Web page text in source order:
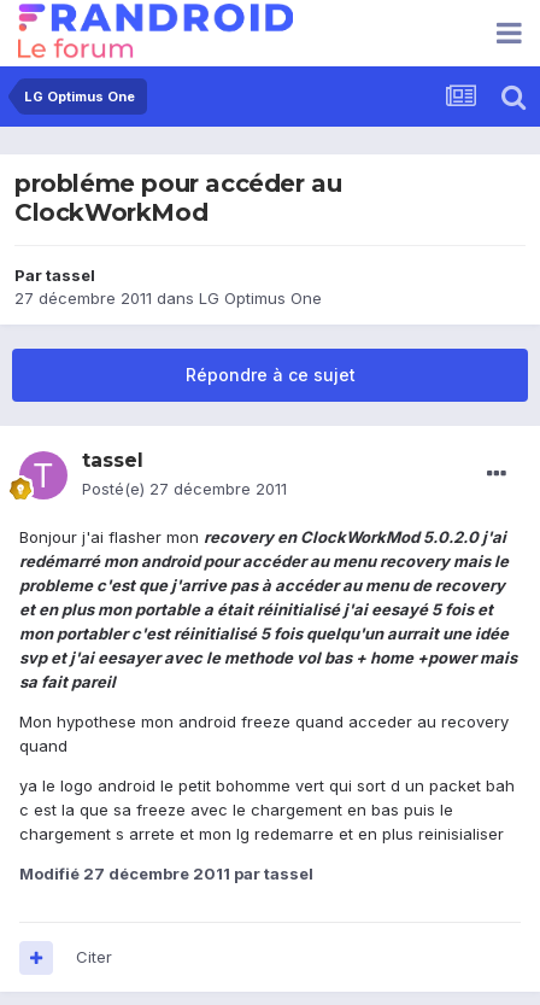
LG Optimus One
probléme pour accéder au
ClockWorkMod
Partassel
27 décembre 2011 dans LG Optimus One
Répondre à ce sujet
tassel
Posté(e) 27 décembre 2011
Bonjour j'ai flasher mon recovery en ClockWorkMod 5.0.2.0 j'ai
redémarré mon android pour accéder au menu recovery mais le
probleme c'est que j'arrive pas à accéder au menu de recovery
et en plus mon portable a était réinitialisé j'ai eesayé 5 fois et
mon portabler c'estréinitialisé 5 fois quelqu'un aurrait une idée
svp et j'ai eesayer avec le methode vol bas + home +power mais
sa fait pareil
Mon hypothese mon android freeze quand acceder au recovery
quand
ya le logo android le petit bohomme vert qui sort d un packet bah
c est la que sa freeze avec le chargement en bas puis le
chargement s arrete et mon lg redemarre et en plus reinisialiser
Modifié 27 décembre 2011 par tassel
Citer